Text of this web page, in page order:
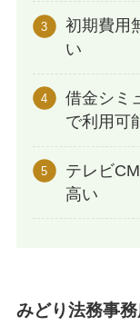
初期費用
い
借金シミ
で利用可
テレビ
高い
みどり法務事